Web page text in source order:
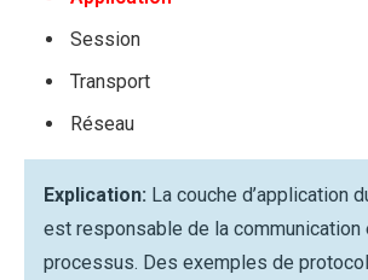
Session
Transport
Réseau
Explication: La couche d’application
est responsable de la communication
processus. Des exemples de